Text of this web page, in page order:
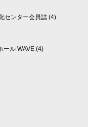
センター会員誌 (4)
ール WAVE (4)